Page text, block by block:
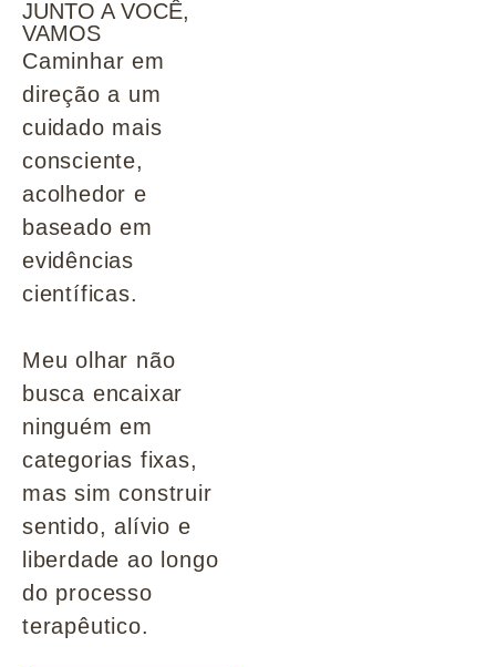
JUNTO A VOCÊ,
VAMOS
Caminhar em
direção a um
cuidado mais
consciente,
acolhedor e
baseado em
evidências
científicas.
Meu olhar não
busca encaixar
ninguém em
categorias fixas,
mas sim construir
sentido, alívio e
liberdade ao longo
do processo
terapêutico.